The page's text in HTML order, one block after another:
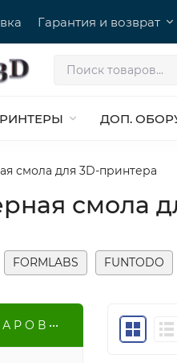
Гарантия и возврат
ДОП.
смола для 3D-принтера
смола
FORMLABS FUNTODO
Р О В •••